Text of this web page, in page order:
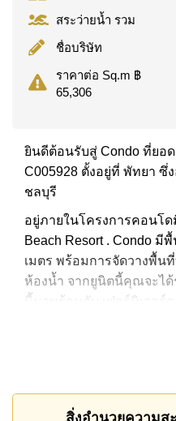
สระว่ายน้ำ รวม
ชื่อบริษัท
ราคาต่อ Sq.m ฿
65,306
ยินดีต้อนรับสู่ Condo ที่ยอด
C005928 ตั้งอยู่ที่ พัทยา ซึ่
ชลบุรี
อยู่ภายในโครงการคอนโ
Beach Resort . Condo มี
เมตร พร้อมการจัดวางพื้น
ห้องน้ำ จากยูนิตนี้คุณจะได้
นี้มาพร้อมกับ เฟอร์นิเจอร์
สะดวก ได้แก่ ห้องหัวมุม,
Arcadia Beach Resort มี
สิ่งอำนวยความส